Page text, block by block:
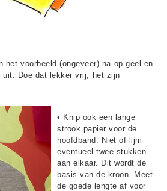
het voorbeeld (ongeveer) na op geel en
uit. Doe dat lekker vrij, het zijn
• Knip ook een lange
strook papier voor de
hoofdband. Niet of lijm
eventueel twee stukken
aan elkaar. Dit wordt de
basis van de kroon. Meet
de goede lengte af voor